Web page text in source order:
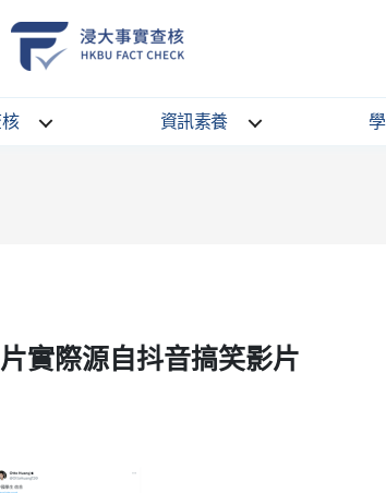
School
Communication
資訊素養
實際源自抖音搞笑影片